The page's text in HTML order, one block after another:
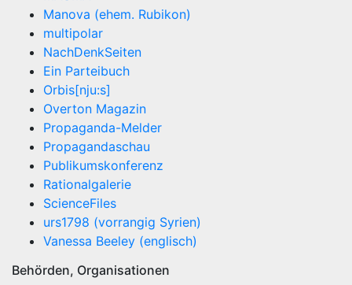
Manova (ehem. Rubikon)
multipolar
NachDenkSeiten
Ein Parteibuch
Orbis[nju:s]
Overton Magazin
Propaganda-Melder
Propagandaschau
Publikumskonferenz
Rationalgalerie
ScienceFiles
urs1798 (vorrangig Syrien)
Vanessa Beeley (englisch)
Behörden, Organisationen